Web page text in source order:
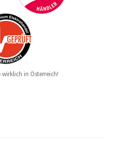
wirklich in Österreich!